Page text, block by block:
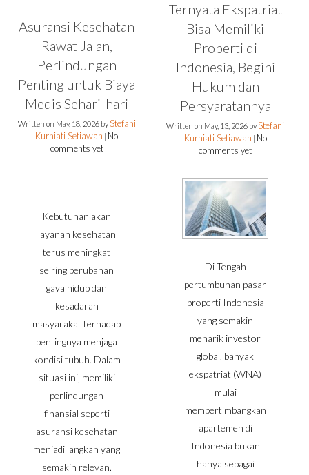
Asuransi Kesehatan
Rawat Jalan,
Perlindungan
Penting untuk Biaya
Medis Sehari-hari
Written on May, 18, 2026 byStefani
Kurniati Setiawan | No
comments yet
Kebutuhan akan
layanan kesehatan
terus meningkat
seiring perubahan
gaya hidup dan
kesadaran
masyarakat terhadap
pentingnya menjaga
kondisi tubuh. Dalam
situasi ini, memiliki
perlindungan
finansial seperti
asuransi kesehatan
menjadi langkah yang
semakin relevan.
Ternyata Ekspatriat
Bisa Memiliki
Properti di
Indonesia, Begini
Hukum dan
Persyaratannya
Written on May, 13, 2026 byStefani
Kurniati Setiawan | No
comments yet
Di Tengah
pertumbuhan pasar
properti Indonesia
yang semakin
menarik investor
global, banyak
ekspatriat (WNA)
mulai
mempertimbangkan
apartemen di
Indonesia bukan
hanya sebagai